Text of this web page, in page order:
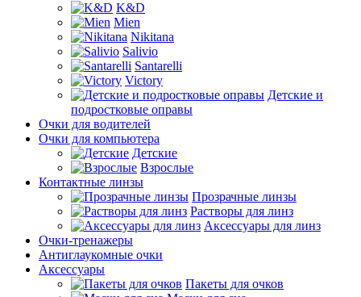
K&D
Mien
Nikitana
Salivio
Santarelli
Victory
Детские и
подростковые оправы
Очки для водителей
Очки для компьютера
Детские
Взрослые
Контактные линзы
Прозрачные линзы
Растворы для линз
Аксессуары для линз
Очки-тренажеры
Антиглаукомные очки
Аксессуары
Пакеты для очков